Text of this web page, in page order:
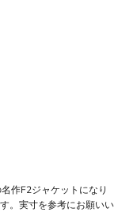
作F2ジャケットになり
。実寸を参考にお願いい